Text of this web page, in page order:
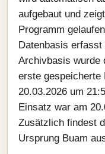
aufgebaut und
Programm
Datenbasis
Archivbasis wurde
erste gespeicherte
20.03.2026 um
Einsatz war am
Zusätzlich findest
Ursprung Buam